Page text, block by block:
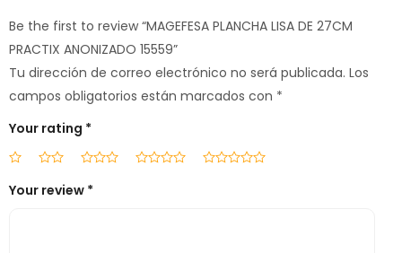
Be the first to review “MAGEFESA PLANCHA LISA DE 27CM
PRACTIX ANONIZADO 15559”
Tu dirección de correo electrónico no será publicada. Los
campos obligatorios están marcados con *
Your rating *
Your review *